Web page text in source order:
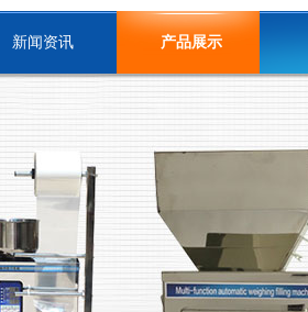
新闻资讯 产品展示